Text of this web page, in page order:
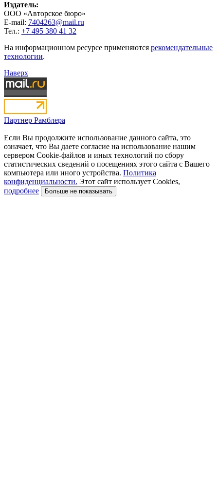
Издатель:
ООО «Авторское бюро»
E-mail: 7404263@mail.ru
Тел.: +7 495 380 41 32
На информационном ресурсе применяются рекомендательные
технологии.
Наверх
Партнер Рамблера
Если Вы продолжите использование данного сайта, это
означает, что Вы даете согласие на использование нашим
сервером Cookie-файлов и иных технологий по сбору
статистических сведений о посещениях этого сайта с Вашего
компьютера или иного устройства. Политика
конфиденциальности. Этот сайт использует Cookies,
подробнее
Больше не показывать